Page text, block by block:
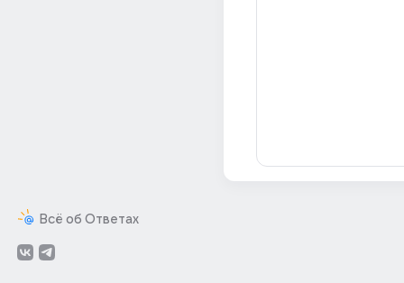
Всё об Ответах